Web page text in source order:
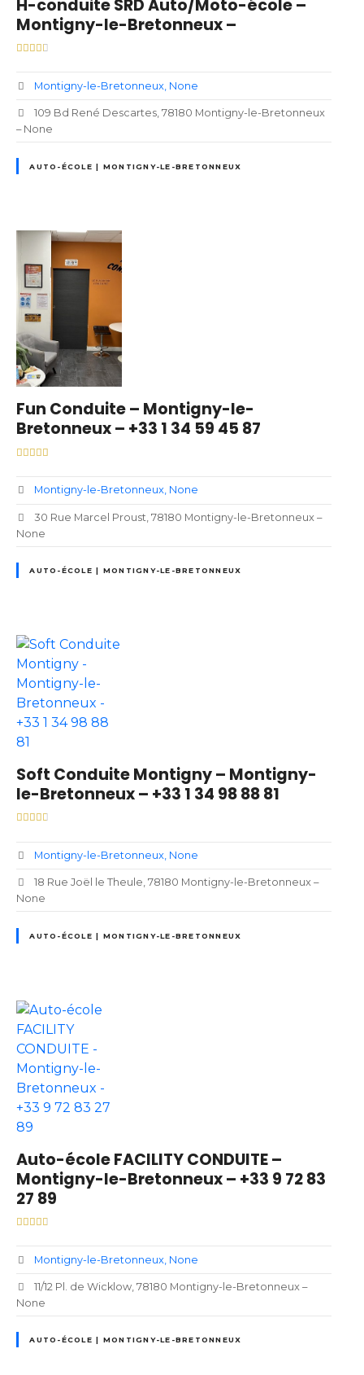
H-conduite SRD Auto/Moto-école –
Montigny-le-Bretonneux –
Montigny-le-Bretonneux None
109 Bd René Descartes, 78180 Montigny-le-Bretonneux
– None
AUTO-ÉCOLE | MONTIGNY-LE-BRETONNEUX
Fun Conduite – Montigny-le-
Bretonneux – +33 1 34 59 45 87
Montigny-le-Bretonneux None
30 Rue Marcel Proust, 78180 Montigny-le-Bretonneux –
None
AUTO-ÉCOLE | MONTIGNY-LE-BRETONNEUX
Soft Conduite Montigny – Montigny-
le-Bretonneux – +33 1 34 98 88 81
Montigny-le-Bretonneux None
18 Rue Joël le Theule, 78180 Montigny-le-Bretonneux –
None
AUTO-ÉCOLE | MONTIGNY-LE-BRETONNEUX
Auto-école FACILITY CONDUITE –
Montigny-le-Bretonneux – +33 9 72 83
27 89
Montigny-le-Bretonneux None
11/12 Pl. de Wicklow, 78180 Montigny-le-Bretonneux –
None
AUTO-ÉCOLE | MONTIGNY-LE-BRETONNEUX